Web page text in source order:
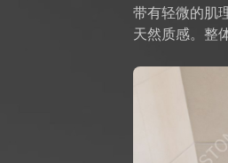
带有轻微的肌
天然质感。整